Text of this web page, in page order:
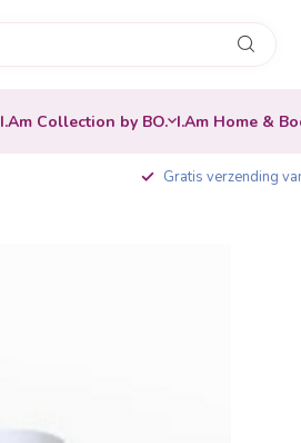
I.Am Collection by BO. I.Am Home &
Gratis verzending